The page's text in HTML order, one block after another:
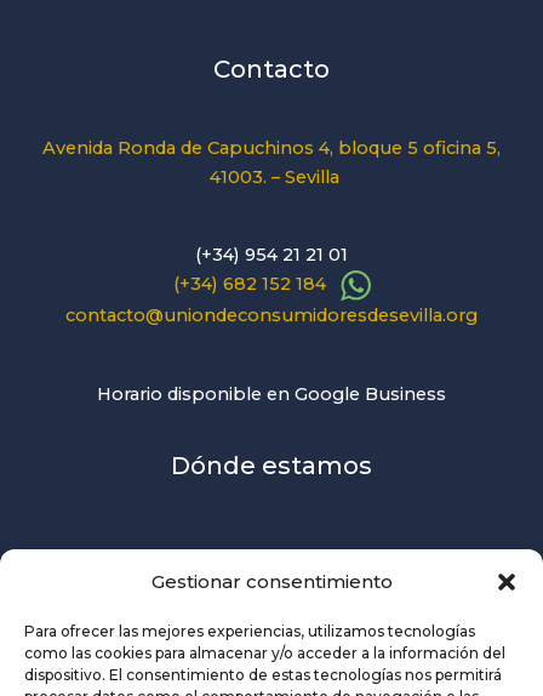
Gestionar consentimiento
Para ofrecer las mejores experiencias, utilizamos tecnologías
como las cookies para almacenar y/o acceder a la información del
dispositivo. El consentimiento de estas tecnologías nos permitirá
Contacto
Avenida Ronda de Capuchinos 4, bloque 5 oficina 5,
41003. – Sevilla
(+34) 954 21 21 01
(+34) 682 152 184
contacto@uniondeconsumidoresdesevilla.org
Horario disponible en Google Business
Dónde estamos